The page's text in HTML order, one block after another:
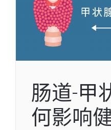
肠道-甲
何影响